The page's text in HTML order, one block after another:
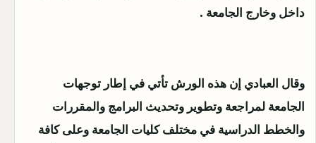
داخل وخارج الجامعة .
وقال العبادي إن هذه الورش تأتي في إطار توجهات
الجامعة لمراجعة وتطوير وتحديث البرامج والمقررات
والخطط الدراسية في مختلف كليات الجامعة وعلى كافة